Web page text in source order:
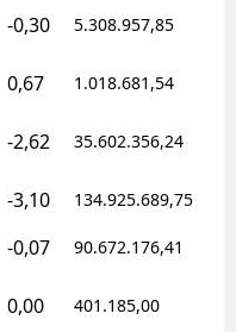
-0,30 5.308.957,85
0,67 1.018.681,54
-2,62 35.602.356,24
-3,10 134.925.689,75
-0,07 90.672.176,41
0,00 401.185,00